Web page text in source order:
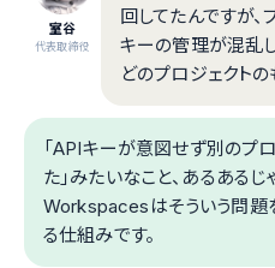
室谷
代表取締役
回してたんですが
キーの管理が混乱
どのプロジェクトの
「APIキーが意図せず別のプ
た」みたいなこと、あるあるじ
Workspacesはそういう問題
る仕組みです。